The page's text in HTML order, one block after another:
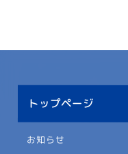
トップページ
お知らせ